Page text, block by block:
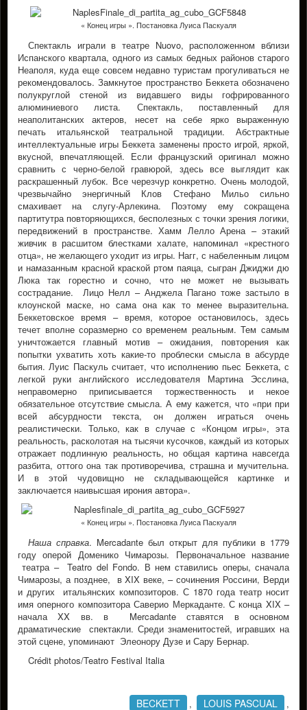
« Конец игры ». Постановка Луиса Паскуаля
Спектакль играли в театре Nuovo, расположенном вблизи
Испанского квартала, одного из самых бедных районов старого
Неаполя, куда еще совсем недавно туристам прогуливаться не
рекомендовалось. Замкнутое пространство Беккета обозначено
полукруглой стеной из видавшего виды гофрированного
алюминиевого листа. Спектакль, поставленный для
неаполитанских актеров, несет на себе ярко выраженную
печать итальянской театральной традиции. Абстрактные
интеллектуальные игры Беккета заменены просто игрой, яркой,
вкусной, впечатляющей. Если французский оригинал можно
сравнить с черно-белой гравюрой, здесь все выглядит как
раскрашенный лубок. Все черезчур конкретно. Очень молодой,
чрезвычайно энергичный Клов Стефано Мильо сильно
смахивает на слугу-Арлекина. Поэтому ему сокращена
партитутра повторяющихся, бесполезных с точки зрения логики,
передвижений в пространстве. Хамм Лелло Арена – этакий
живчик в расшитом блестками халате, напоминал «крестного
отца», не желающего уходит из игры. Нагг, с набеленным лицом
и намазанным красной краской ртом паяца, сыгран Джиджи дю
Люка так горестно и сочно, что не может не вызывать
сострадание. Лицо Нелл – Анджела Пагано тоже застыло в
клоунской маске, но сама она как то менее выразительна.
Беккетовское время – время, которое остановилось, здесь
течет вполне соразмерно со временем реальным. Тем самым
уничтожается главный мотив – ожидания, повторения как
попытки ухватить хоть какие-то проблески смысла в абсурде
бытия. Луис Паскуль считает, что исполнению пьес Беккета, с
легкой руки английского исследователя Мартина Эсслина,
неправомерно приписывается торжественность и некое
обязательное отсутствие смысла. А ему кажется, что «при при
всей абсурдности текста, он должен играться очень
реалистически. Только, как в случае с «Концом игры», эта
реальность, расколотая на тысячи кусочков, каждый из которых
отражает подлинную реальность, но общая картина навсегда
разбита, оттого она так противоречива, страшна и мучительна.
И в этой чудовищно не складывающейся картинке и
заключается наивысшая ирония автора».
« Конец игры ». Постановка Луиса Паскуаля
Наша справка. Mercadante был открыт для публики в 1779
году оперой Доменико Чимарозы. Первоначальное название
театра – Teatro del Fondo. В нем ставились оперы, сначала
Чимарозы, а позднее, в XIX веке, – сочинения Россини, Верди
и других итальянских композиторов. С 1870 года театр носит
имя оперного композитора Саверио Меркаданте. С конца XIX –
начала XX вв. в Mercadante ставятся в основном
драматические спектакли. Среди знаменитостей, игравших на
этой сцене, упоминают Элеонору Дузе и Сару Бернар.
Crédit photos/Teatro Festival Italia
BECKETT , LOUIS PASCUAL ,